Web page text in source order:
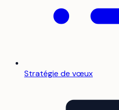
Stratégie de vœux